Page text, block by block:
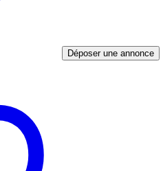
Déposer une annonce